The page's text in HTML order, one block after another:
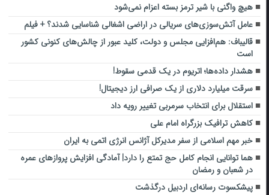
هیچ واگنی با شیر ترمز بسته اعزام نمی‌شود
عامل آتش‌سوزی‌های سریالی در اراضی اشغالی شناسایی شدند؟ + فیلم
قالیباف: هم‌افزایی مجلس و دولت، کلید عبور از چالش‌های کنونی کشور
است
هشدار داده‌ها؛ اتریوم در یک قدمی سقوط!
سرقت میلیارد دلاری از یک صرافی ارز دیجیتال!
استقلال برای انتخاب سرمربی تغییر رویه داد
کاهش ترافیک بزرگراه امام علی
خبر مهم اسلامی از سفر مدیرکل آژانس انرژی اتمی به ایران
هما توانایی انجام کامل حج تمتع را دارد| آمادگی افزایش پروازهای عمره
در شعبان و رمضان
پیشکسوت رسانه‌ای اردبیل درگذشت